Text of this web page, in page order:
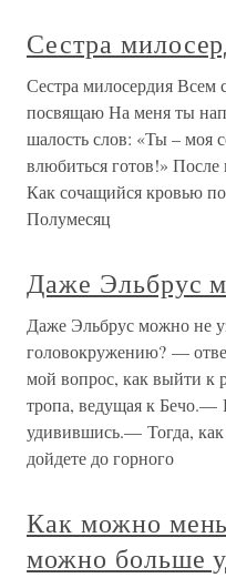
Сестра
Сестра милосердия Всем
посвящаю На меня ты
шалость слов: «Ты – моя
влюбиться готов!»
Как сочащийся кровью
Полумесяц
Даже Эльбрус
Даже Эльбрус можно не
головокружению? —
мой вопрос, как выйти к
тропа, ведущая к Бечо.—
удивившись.— Тогда, как
дойдете до горного
Как можно
можно больше